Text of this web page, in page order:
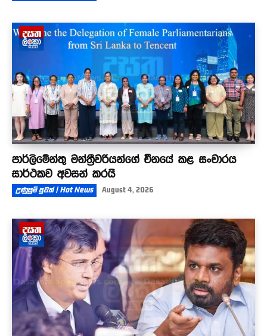
පාර්ලිමේන්තු මන්ත්‍රීවරියන්ගේ චීනයේ කළ සංචාරය
සාර්ථකව අවසන් කරයි
උණුසුම් පුවත් | Hot News August 4, 2026